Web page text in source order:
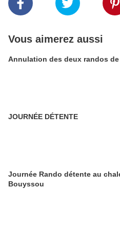
Vous aimerez aussi
Annulation des deux randos
JOURNÉE DÉTENTE
Journée Rando détente au
Bouyssou